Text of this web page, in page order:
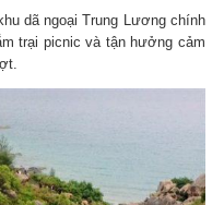
dã ngoại Trung Lương chính
trại picnic và tận hưởng cảm